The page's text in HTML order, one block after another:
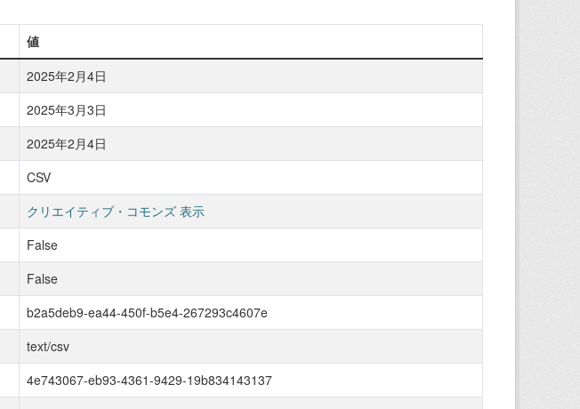
値
2025年2月4日
2025年3月3日
2025年2月4日
CSV
クリエイティブ・コモンズ 表示
False
False
b2a5deb9-ea44-450f-b5e4-267293c4607e
text/csv
4e743067-eb93-4361-9429-19b834143137